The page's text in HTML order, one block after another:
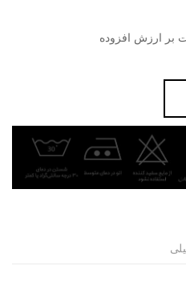
10 % مالیات بر ارزش افزوده